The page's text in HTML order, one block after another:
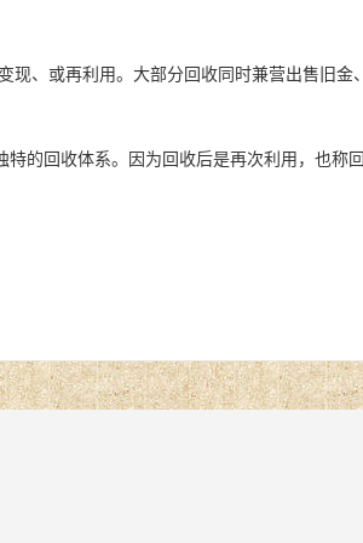
、或再利用。大部分回收同时兼营出售旧金、
的回收体系。因为回收后是再次利用，也称回